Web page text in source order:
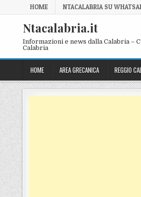
Skip to content
HOME NTACALABRIA SU
Ntacalabria.it
Informazioni e news dalla Calabria –
Calabria
HOME AREA GRECANICA REGGIO